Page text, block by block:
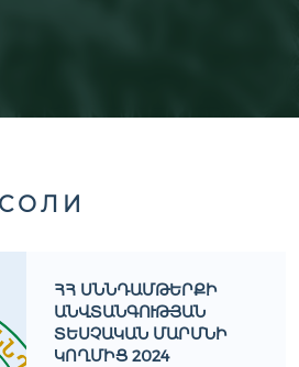
ՀՀ ՍՆՆԴԱՄԹԵՐՔԻ
ԱՆՎՏԱՆԳՈՒԹՅԱՆ
ՏԵՍՉԱԿԱՆ ՄԱՐՄՆԻ
ԿՈՂՄԻՑ 2024